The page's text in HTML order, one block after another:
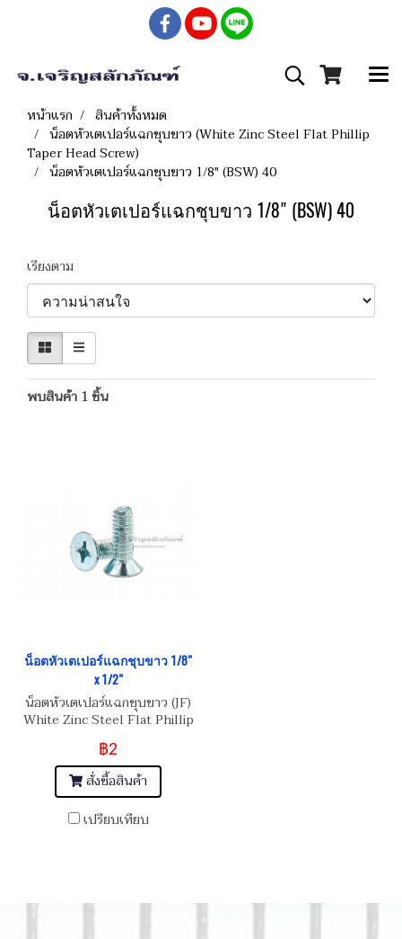
หน้าแรก
สินค้าทั้งหมด
น็อตหัวเตเปอร์แฉกชุบขาว (White Zinc Steel Flat Phillip
Taper Head Screw)
น็อตหัวเตเปอร์แฉกชุบขาว 1/8" (BSW) 40
น็อตหัวเตเปอร์แฉกชุบขาว 1/8" (BSW) 40
เรียงตาม
พบสินค้า 1 ชิ้น
น็อตหัวเตเปอร์แฉกชุบขาว 1/8"
x 1/2"
น็อตหัวเตเปอร์แฉกชุบขาว (JF)
White Zinc Steel Flat Phillip
Taper Head Screw 1/8"
(BSW) 40
฿2
สั่งซื้อสินค้า
เปรียบเทียบ